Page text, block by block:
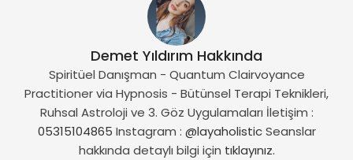
Demet Yıldırım Hakkında
Spiritüel Danışman - Quantum Clairvoyance
Practitioner via Hypnosis - Bütünsel Terapi Teknikleri,
Ruhsal Astroloji ve 3. Göz Uygulamaları İletişim :
05315104865 Instagram : @layaholisticSeanslar
hakkında detaylı bilgi için tıklayınız.